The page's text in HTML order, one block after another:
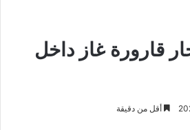
قارورة غاز داخل
أقل من دقيقة